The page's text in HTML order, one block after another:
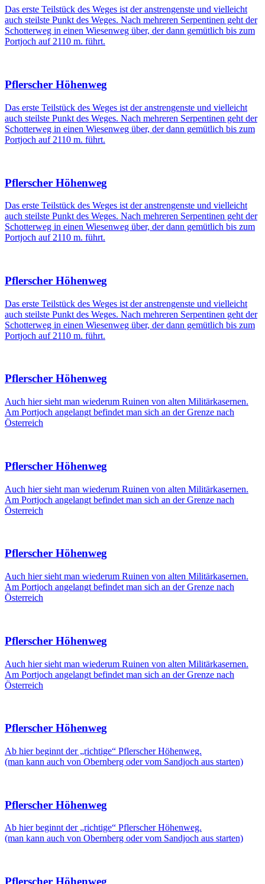
Das erste Teilstück des Weges ist der anstrengenste und vielleicht
auch steilste Punkt des Weges. Nach mehreren Serpentinen geht der
Schotterweg in einen Wiesenweg über, der dann gemütlich bis zum
Portjoch auf 2110 m. führt.
Pflerscher Höhenweg
Das erste Teilstück des Weges ist der anstrengenste und vielleicht
auch steilste Punkt des Weges. Nach mehreren Serpentinen geht der
Schotterweg in einen Wiesenweg über, der dann gemütlich bis zum
Portjoch auf 2110 m. führt.
Pflerscher Höhenweg
Das erste Teilstück des Weges ist der anstrengenste und vielleicht
auch steilste Punkt des Weges. Nach mehreren Serpentinen geht der
Schotterweg in einen Wiesenweg über, der dann gemütlich bis zum
Portjoch auf 2110 m. führt.
Pflerscher Höhenweg
Das erste Teilstück des Weges ist der anstrengenste und vielleicht
auch steilste Punkt des Weges. Nach mehreren Serpentinen geht der
Schotterweg in einen Wiesenweg über, der dann gemütlich bis zum
Portjoch auf 2110 m. führt.
Pflerscher Höhenweg
Auch hier sieht man wiederum Ruinen von alten Militärkasernen.
Am Portjoch angelangt befindet man sich an der Grenze nach
Österreich
Pflerscher Höhenweg
Auch hier sieht man wiederum Ruinen von alten Militärkasernen.
Am Portjoch angelangt befindet man sich an der Grenze nach
Österreich
Pflerscher Höhenweg
Auch hier sieht man wiederum Ruinen von alten Militärkasernen.
Am Portjoch angelangt befindet man sich an der Grenze nach
Österreich
Pflerscher Höhenweg
Auch hier sieht man wiederum Ruinen von alten Militärkasernen.
Am Portjoch angelangt befindet man sich an der Grenze nach
Österreich
Pflerscher Höhenweg
Ab hier beginnt der „richtige“ Pflerscher Höhenweg.
(man kann auch von Obernberg oder vom Sandjoch aus starten)
Pflerscher Höhenweg
Ab hier beginnt der „richtige“ Pflerscher Höhenweg.
(man kann auch von Obernberg oder vom Sandjoch aus starten)
Pflerscher Höhenweg